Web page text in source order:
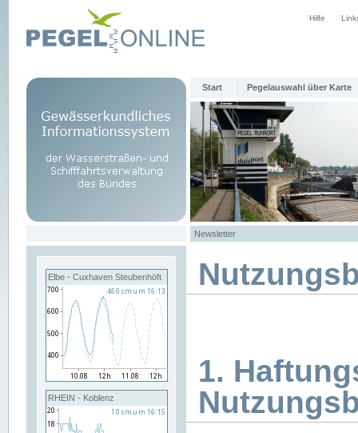
Hilfe
Start Pegelauswahl über Karte
Newsletter
Elbe - Cuxhaven Steubenhöft
RHEIN - Koblenz
1.